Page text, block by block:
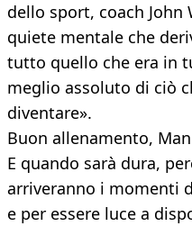
dello sport, coach John
quiete mentale che
tutto quello che era in
meglio assoluto di ciò
diventare».
Buon allenamento,
E quando sarà dura,
arriveranno i momenti
e per essere luce a